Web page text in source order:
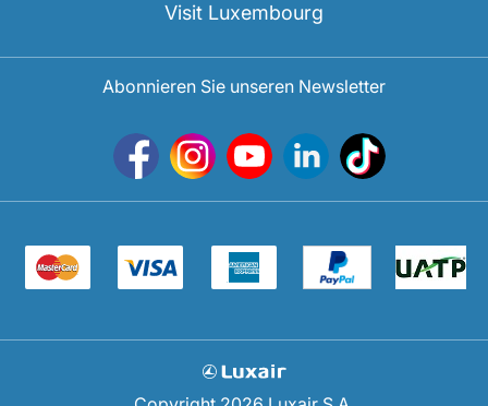
Visit Luxembourg
Abonnieren Sie unseren Newsletter